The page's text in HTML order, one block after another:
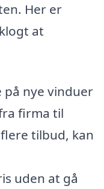
Her er
at
på nye vinduer
firma til
tilbud, kan
uden at gå